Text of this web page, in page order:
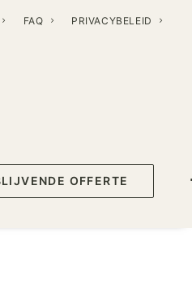
FAQ PRIVACYBELEID
OFFERTE